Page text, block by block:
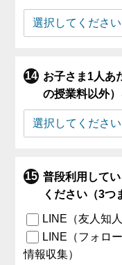
お子さま1人あ
の授業料以外）
普段利用して
ください（3つ
LINE（友人知
LINE（フォロ
情報収集）